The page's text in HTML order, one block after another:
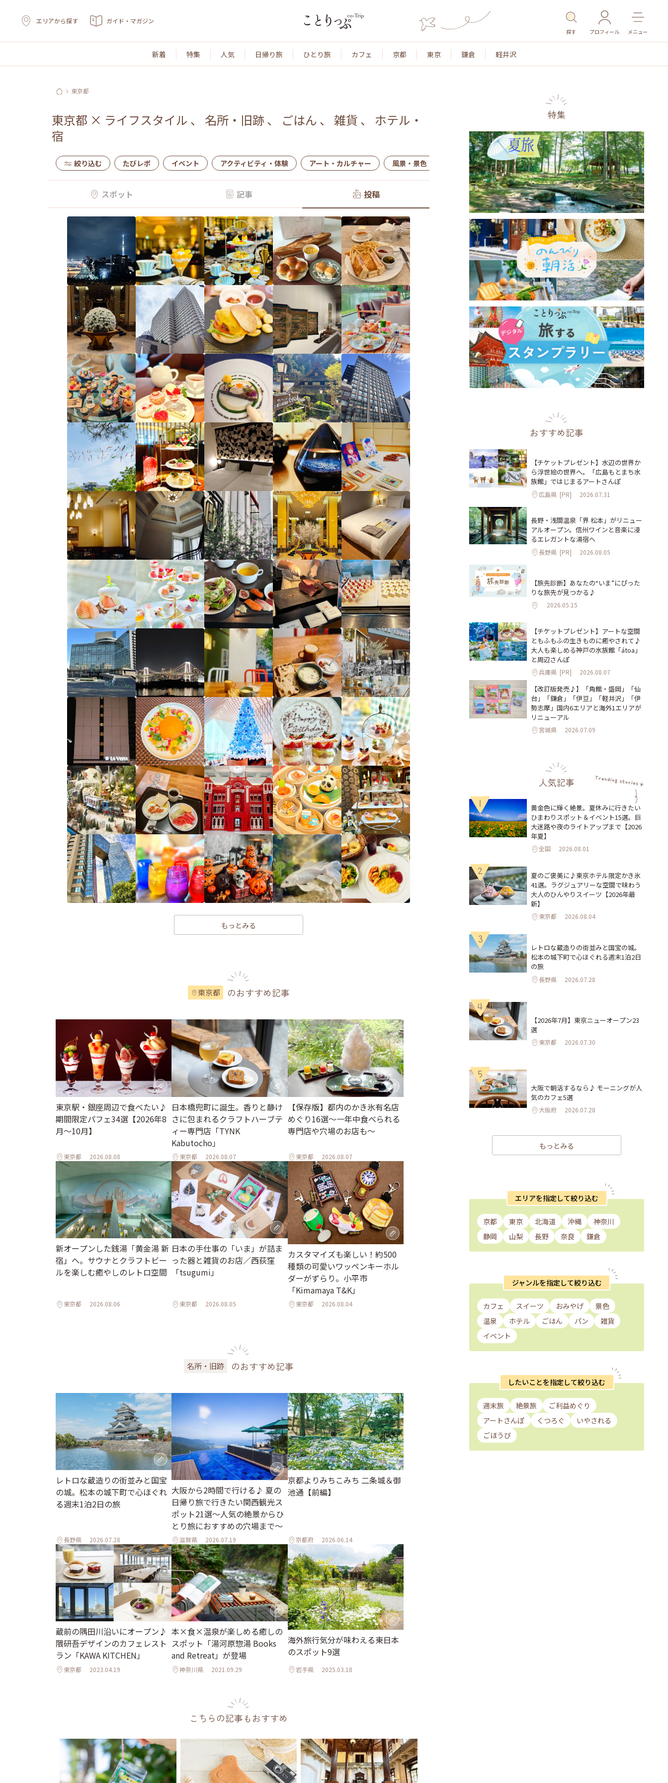
エリアから探す ガイド・マガジン
探す プロフィール メニュー
新着 特集 人気 日帰り旅 ひとり旅 カフェ 京都 東京 鎌倉 軽井沢
東京都
東京都 × ライフスタイル 、 名所・旧跡 、 ごはん 、 雑貨 、 ホテル・
宿
絞り込む たびレポ イベント アクティビティ・体験 アート・カルチャー 風景・景色 名所・旧跡 温泉・スパ その他施設 ごはん
スポット 記事 投稿
もっとみる
東京都 のおすすめ記事
東京駅・銀座周辺で食べたい♪
期間限定パフェ34選【2026年8
月～10月】
東京都 2026.08.08
日本橋兜町に誕生。香りと静け
さに包まれるクラフトハーブテ
ィー専門店「TYNK
Kabutocho」
東京都 2026.08.07
【保存版】都内のかき氷有名店
めぐり16選～一年中食べられる
専門店や穴場のお店も～
東京都 2026.08.07
新オープンした銭湯「黄金湯 新
宿」へ。サウナとクラフトビー
ルを楽しむ癒やしのレトロ空間
東京都 2026.08.06
日本の手仕事の「いま」が詰ま
った器と雑貨のお店／西荻窪
「tsugumi」
東京都 2026.08.05
カスタマイズも楽しい！約500
種類の可愛いワッペンキーホル
ダーがずらり。小平市
「Kimamaya T&K」
東京都 2026.08.04
名所・旧跡 のおすすめ記事
レトロな蔵造りの街並みと国宝
の城。松本の城下町で心ほぐれ
る週末1泊2日の旅
長野県 2026.07.28
大阪から2時間で行ける♪ 夏の
日帰り旅で行きたい関西観光ス
ポット21選～人気の絶景からひ
とり旅におすすめの穴場まで～
滋賀県 2026.07.19
京都よりみちこみち 二条城＆御
池通【前編】
京都府 2026.06.14
蔵前の隅田川沿いにオープン♪
隈研吾デザインのカフェレスト
ラン「KAWA KITCHEN」
東京都 2023.04.19
本×食×温泉が楽しめる癒しの
スポット「湯河原惣湯 Books
and Retreat」が登場
神奈川県 2021.09.29
海外旅行気分が味わえる東日本
のスポット9選
岩手県 2025.03.18
こちらの記事もおすすめ
特集
おすすめ記事
【チケットプレゼント】水辺の世界か
ら浮世絵の世界へ。「広島もとまち水
族館」ではじまるアートさんぽ
広島県 [PR] 2026.07.31
長野・浅間温泉「界 松本」がリニュー
アルオープン。信州ワインと音楽に浸
るエレガントな湯宿へ
長野県 [PR] 2026.08.05
【旅先診断】あなたの“いま”にぴった
りな旅先が見つかる♪
2026.05.15
【チケットプレゼント】アートな空間
ともふもふの生きものに癒やされて♪
大人も楽しめる神戸の水族館「átoa」
と周辺さんぽ
兵庫県 [PR] 2026.08.07
【改訂版発売♪】「角館・盛岡」「仙
台」「鎌倉」「伊豆」「軽井沢」「伊
勢志摩」国内6エリアと海外1エリアが
リニューアル
宮城県 2026.07.09
人気記事
1
黄金色に輝く絶景。夏休みに行きたい
ひまわりスポット＆イベント15選。巨
大迷路や夜のライトアップまで【2026
年夏】
全国 2026.08.01
2
夏のご褒美に♪東京ホテル限定かき氷
41選。ラグジュアリーな空間で味わう
大人のひんやりスイーツ【2026年最
新】
東京都 2026.08.04
3
レトロな蔵造りの街並みと国宝の城。
松本の城下町で心ほぐれる週末1泊2日
の旅
長野県 2026.07.28
4
【2026年7月】東京ニューオープン23
選
東京都 2026.07.30
5
大阪で朝活するなら♪ モーニングが人
気のカフェ5選
大阪府 2026.07.28
もっとみる
エリアを指定して絞り込む
京都 東京 北海道 沖縄
神奈川
静岡
山梨 長野 奈良 鎌倉
ジャンルを指定して絞り込む
カフェ スイーツ おみやげ
景色
温泉
ホテル ごはん パン
雑貨
イベント
したいことを指定して絞り込む
週末旅 絶景旅
ご利益めぐり
アートさんぽ
くつろぐ
いやされる
ごほうび